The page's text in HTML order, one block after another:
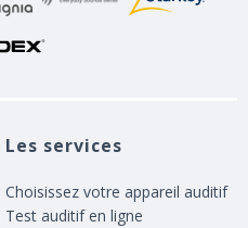
Les services
Choisissez votre appareil auditif
Test auditif en ligne